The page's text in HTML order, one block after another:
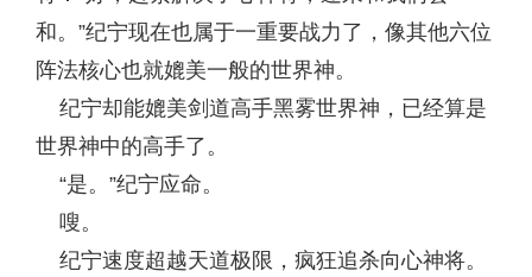
和。”纪宁现在也属于一重要战力了，像其他六位
阵法核心也就媲美一般的世界神。
纪宁却能媲美剑道高手黑雾世界神，已经算是
世界神中的高手了。
“是。”纪宁应命。
嗖。
纪宁速度超越天道极限，疯狂追杀向心神将。